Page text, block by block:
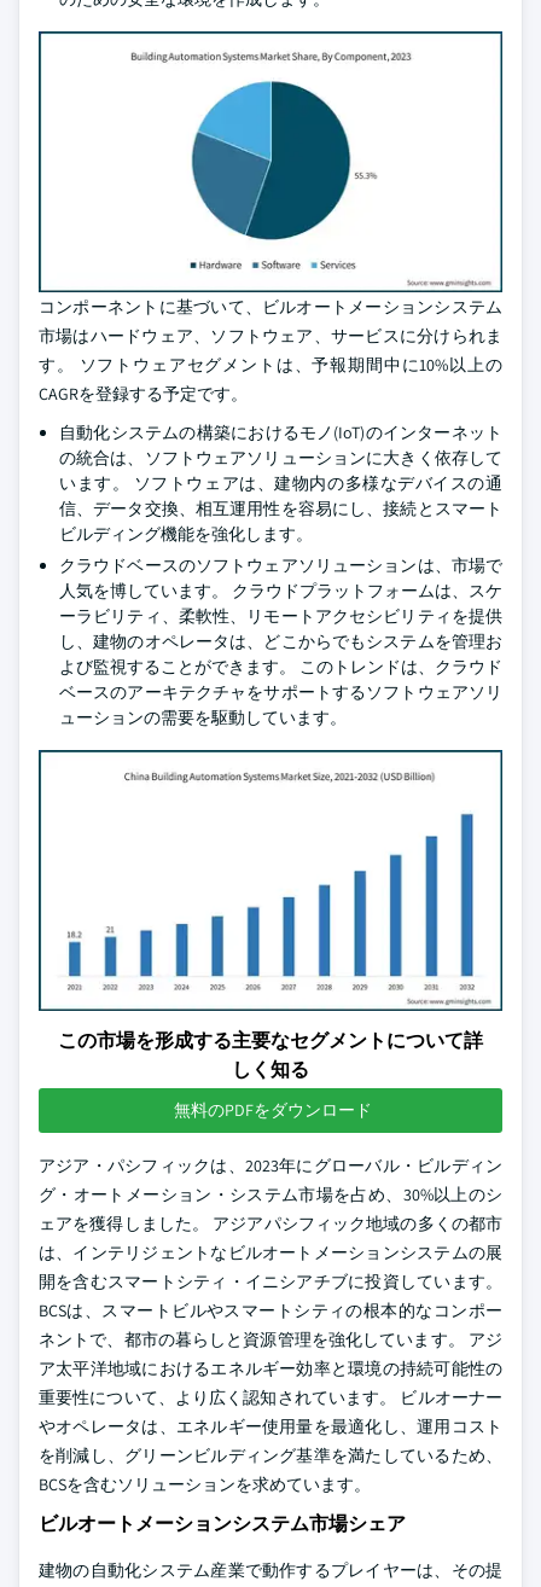
コンポーネントに基づいて、ビルオートメーションシステム
市場はハードウェア、ソフトウェア、サービスに分けられま
す。 ソフトウェアセグメントは、予報期間中に10%以上の
CAGRを登録する予定です。
自動化システムの構築におけるモノ(IoT)のインターネット
の統合は、ソフトウェアソリューションに大きく依存して
います。 ソフトウェアは、建物内の多様なデバイスの通
信、データ交換、相互運用性を容易にし、接続とスマート
ビルディング機能を強化します。
クラウドベースのソフトウェアソリューションは、市場で
人気を博しています。 クラウドプラットフォームは、スケ
ーラビリティ、柔軟性、リモートアクセシビリティを提供
し、建物のオペレータは、どこからでもシステムを管理お
よび監視することができます。 このトレンドは、クラウド
ベースのアーキテクチャをサポートするソフトウェアソリ
ューションの需要を駆動しています。
この市場を形成する主要なセグメントについて詳
しく知る
無料のPDFをダウンロード
アジア・パシフィックは、2023年にグローバル・ビルディン
グ・オートメーション・システム市場を占め、30%以上のシ
ェアを獲得しました。 アジアパシフィック地域の多くの都市
は、インテリジェントなビルオートメーションシステムの展
開を含むスマートシティ・イニシアチブに投資しています。
BCSは、スマートビルやスマートシティの根本的なコンポー
ネントで、都市の暮らしと資源管理を強化しています。 アジ
ア太平洋地域におけるエネルギー効率と環境の持続可能性の
重要性について、より広く認知されています。 ビルオーナー
やオペレータは、エネルギー使用量を最適化し、運用コスト
を削減し、グリーンビルディング基準を満たしているため、
BCSを含むソリューションを求めています。
ビルオートメーションシステム市場シェア
建物の自動化システム産業で動作するプレイヤーは、その提